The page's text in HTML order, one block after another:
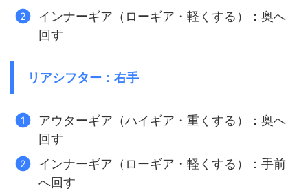
インナーギア（ローギア・軽くする）：奥へ
回す
リアシフター：右手
アウターギア（ハイギア・重くする）：奥へ
回す
インナーギア（ローギア・軽くする）：手前
へ回す